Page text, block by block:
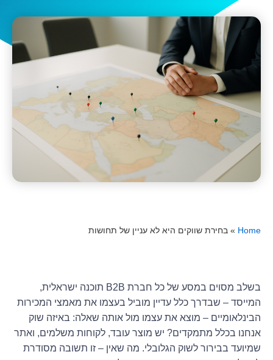
Home
» בחירת שווקים היא לא עניין של תחושות
בשלב מסוים במסע של כל חברת B2B תוכנה ישראלית,
המייסד – שבדרך כלל עדיין מוביל בעצמו את מאמצי המכירות
הבינלאומיים – מוצא את עצמו מול אותה שאלה: באיזה שוק
אנחנו בכלל מתמקדים? יש מוצר עובד, לקוחות משלמים, ואתר
שמיועד בבירור לשוק הגלובלי. מה שאין – זו תשובה מסודרת